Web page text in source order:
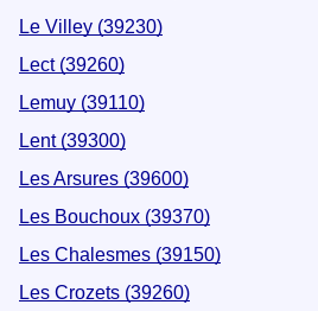
Le Villey (39230)
Lect (39260)
Lemuy (39110)
Lent (39300)
Les Arsures (39600)
Les Bouchoux (39370)
Les Chalesmes (39150)
Les Crozets (39260)